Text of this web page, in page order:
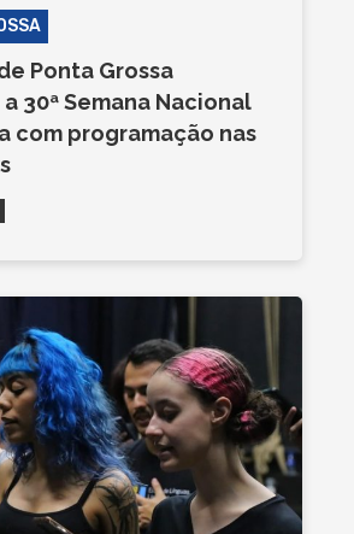
Ponta Grossa
30ª Semana Nacional
com programação nas